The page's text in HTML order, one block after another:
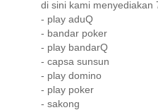
di sini kami menyediakan
- play aduQ
- bandar poker
- play bandarQ
- capsa sunsun
- play domino
- play poker
- sakong